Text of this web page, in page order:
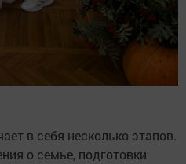
в себя несколько этапов.
о семье, подготовки